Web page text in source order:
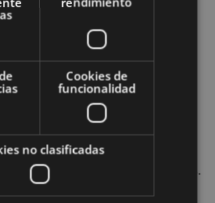
con balón
abajo con las piernas estiradas.
medicinal con ambas
Cookies de
funcionalidad
no clasificadas